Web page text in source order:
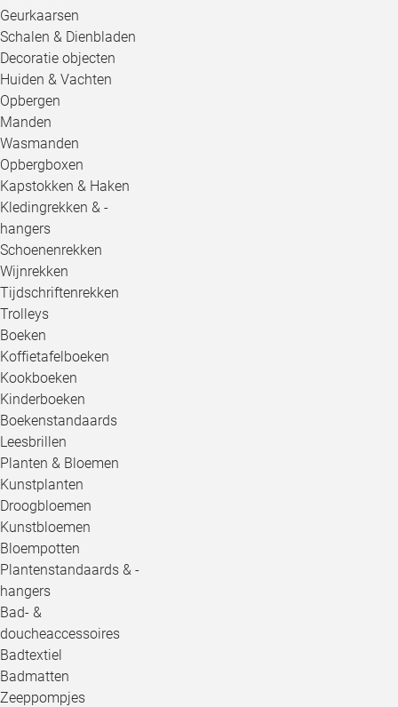
Geurkaarsen
Schalen & Dienbladen
Decoratie objecten
Huiden & Vachten
Opbergen
Manden
Wasmanden
Opbergboxen
Kapstokken & Haken
Kledingrekken & -
hangers
Schoenenrekken
Wijnrekken
Tijdschriftenrekken
Trolleys
Boeken
Koffietafelboeken
Kookboeken
Kinderboeken
Boekenstandaards
Leesbrillen
Planten & Bloemen
Kunstplanten
Droogbloemen
Kunstbloemen
Bloempotten
Plantenstandaards & -
hangers
Bad- &
doucheaccessoires
Badtextiel
Badmatten
Zeeppompjes